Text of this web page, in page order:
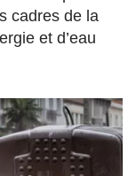
cadres de la
et d’eau